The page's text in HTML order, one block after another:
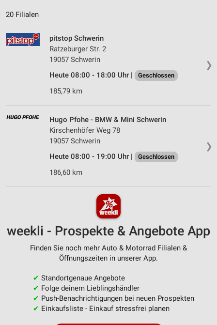
20 Filialen
❯
pitstop Schwerin
Ratzeburger Str. 2
19057 Schwerin
Heute 08:00 - 18:00 Uhr |
Geschlossen
185,79 km
❯
Hugo Pfohe - BMW & Mini Schwerin
Kirschenhöfer Weg 78
19057 Schwerin
Heute 08:00 - 19:00 Uhr |
Geschlossen
186,60 km
weekli - Prospekte & Angebote App
Finden Sie noch mehr Auto & Motorrad Filialen &
Öffnungszeiten in unserer App.
✔ Standortgenaue Angebote
✔ Folge deinem Lieblingshändler
✔ Push-Benachrichtigungen bei neuen Prospekten
✔ Einkaufsliste - Einkauf stressfrei planen